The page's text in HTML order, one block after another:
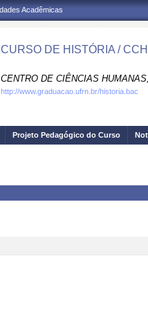
Acadêmicas
CURSO DE HISTÓRIA /
CENTRO DE CIÊNCIAS
http://www.graduacao.ufrn.br/historia.bac
Projeto Pedagógico do Curso